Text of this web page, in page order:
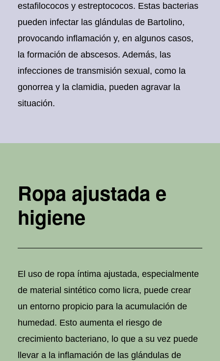
estafilococos y estreptococos. Estas bacterias
pueden infectar las glándulas de Bartolino,
provocando inflamación y, en algunos casos,
la formación de abscesos. Además, las
infecciones de transmisión sexual, como la
gonorrea y la clamidia, pueden agravar la
situación.
Ropa ajustada e
higiene
El uso de ropa íntima ajustada, especialmente
de material sintético como licra, puede crear
un entorno propicio para la acumulación de
humedad. Esto aumenta el riesgo de
crecimiento bacteriano, lo que a su vez puede
llevar a la inflamación de las glándulas de